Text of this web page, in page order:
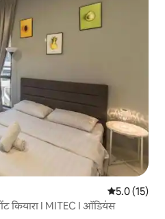
औसत रेटिंग 5
5.0 (15)
कियारा I MITEC I ऑडियंस